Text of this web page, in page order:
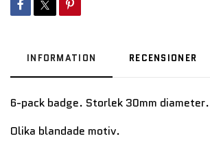
INFORMATION RECENSIONER
6-pack badge. Storlek 30mm diameter.
Olika blandade motiv.